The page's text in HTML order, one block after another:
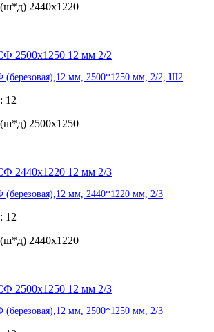
2440x1220
мм, 2500*1250 мм, 2/2, Ш2
12
2500x1250
мм, 2440*1220 мм, 2/3
12
2440x1220
мм, 2500*1250 мм, 2/3